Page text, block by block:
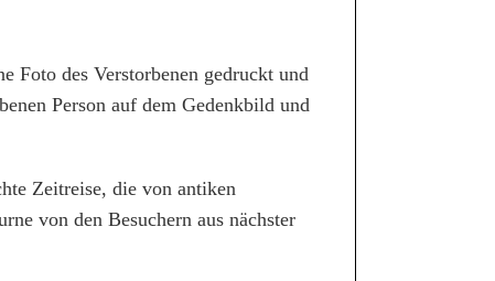
Foto des Verstorbenen gedruckt und
Person auf dem Gedenkbild und
Zeitreise, die von antiken
von den Besuchern aus nächster